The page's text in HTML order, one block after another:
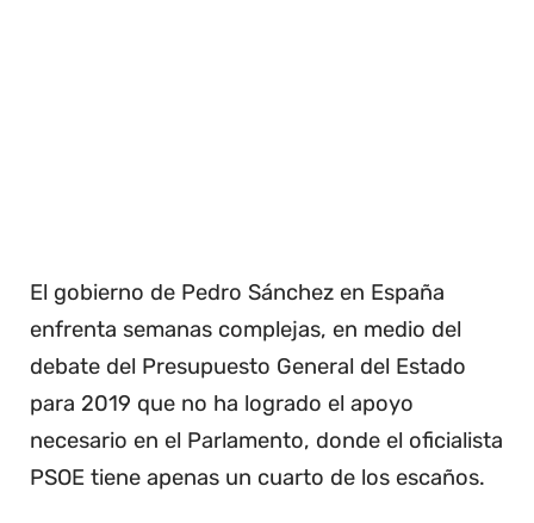
El gobierno de Pedro Sánchez en España
enfrenta semanas complejas, en medio del
debate del Presupuesto General del Estado
para 2019 que no ha logrado el apoyo
necesario en el Parlamento, donde el oficialista
PSOE tiene apenas un cuarto de los escaños.